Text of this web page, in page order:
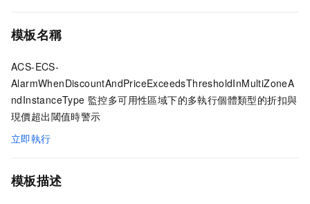
模板名稱
ACS-ECS-
AlarmWhenDiscountAndPriceExceedsThresholdInMultiZoneA
ndInstanceType 監控多可用性區域下的多執行個體類型的折扣與
現價超出閾值時警示
立即執行
模板描述